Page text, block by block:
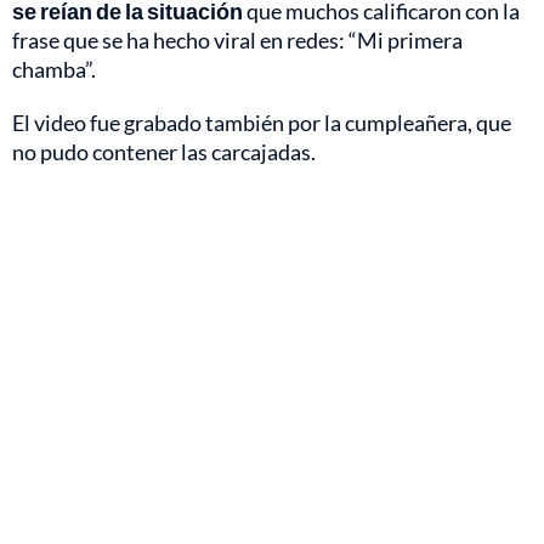
se reían de la situaciónque muchos calificaron con la
frase que se ha hecho viral en redes: “Mi primera
chamba”.
El video fue grabado también por la cumpleañera, que
no pudo contener las carcajadas.